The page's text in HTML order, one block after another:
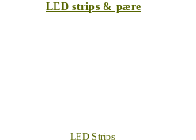
LED strips & pære
LED Strips